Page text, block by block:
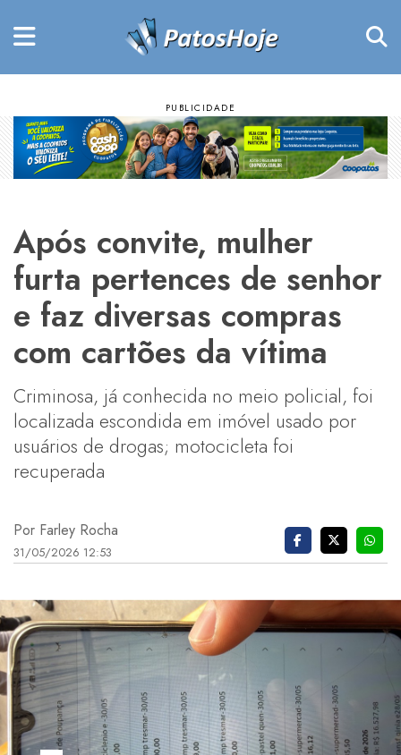
Após convite, mulher
furta pertences de senhor
e faz diversas compras
com cartões da vítima
Criminosa, já conhecida no meio policial, foi
localizada escondida em imóvel usado por
usuários de drogas; motocicleta foi
recuperada
Por Farley Rocha
31/05/2026 12:53